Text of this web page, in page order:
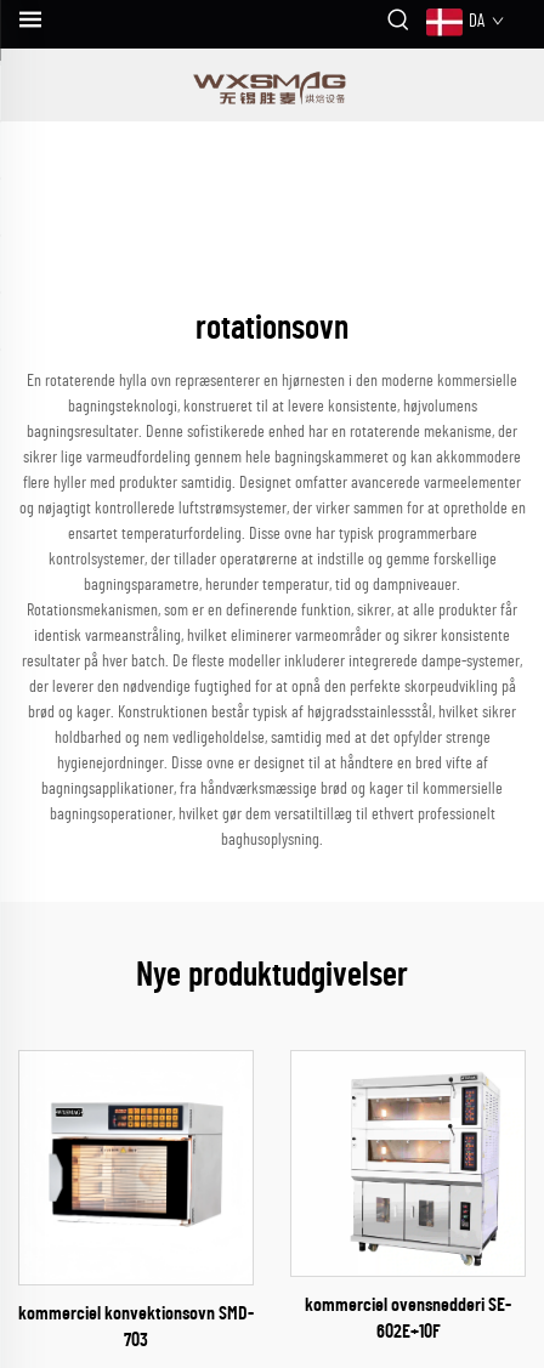
DA
rotationsovn
En rotaterende hylla ovn repræsenterer en hjørnesten i den moderne kommersielle
bagningsteknologi, konstrueret til at levere konsistente, højvolumens
bagningsresultater. Denne sofistikerede enhed har en rotaterende mekanisme, der
sikrer lige varmeudfordeling gennem hele bagningskammeret og kan akkommodere
flere hyller med produkter samtidig. Designet omfatter avancerede varmeelementer
og nøjagtigt kontrollerede luftstrømsystemer, der virker sammen for at opretholde en
ensartet temperaturfordeling. Disse ovne har typisk programmerbare
kontrolsystemer, der tillader operatørerne at indstille og gemme forskellige
bagningsparametre, herunder temperatur, tid og dampniveauer.
Rotationsmekanismen, som er en definerende funktion, sikrer, at alle produkter får
identisk varmeanstråling, hvilket eliminerer varmeområder og sikrer konsistente
resultater på hver batch. De fleste modeller inkluderer integrerede dampe-systemer,
der leverer den nødvendige fugtighed for at opnå den perfekte skorpeudvikling på
brød og kager. Konstruktionen består typisk af højgradsstainlessstål, hvilket sikrer
holdbarhed og nem vedligeholdelse, samtidig med at det opfylder strenge
hygienejordninger. Disse ovne er designet til at håndtere en bred vifte af
bagningsapplikationer, fra håndværksmæssige brød og kager til kommersielle
bagningsoperationer, hvilket gør dem versatiltillæg til ethvert professionelt
baghusoplysning.
Nye produktudgivelser
kommerciel konvektionsovn SMD-
703
kommerciel ovensnedderi SE-
602E+10F